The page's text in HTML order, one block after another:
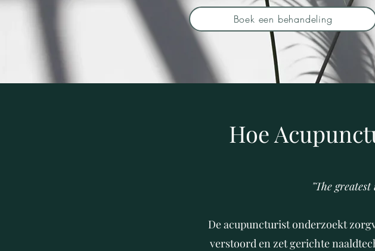
Boek een behandeling
Hoe
"The
De acupuncturist onderzoekt
verstoord en zet gerichte